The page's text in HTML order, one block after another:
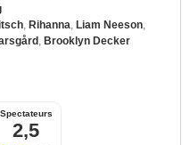
Rihanna Liam Neeson
Brooklyn Decker
Spectateurs
2,5